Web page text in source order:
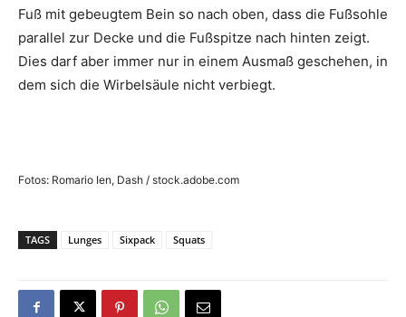
Fuß mit gebeugtem Bein so nach oben, dass die Fußsohle
parallel zur Decke und die Fußspitze nach hinten zeigt.
Dies darf aber immer nur in einem Ausmaß geschehen, in
dem sich die Wirbelsäule nicht verbiegt.
Fotos: Romario Ien, Dash / stock.adobe.com
TAGS Lunges Sixpack Squats